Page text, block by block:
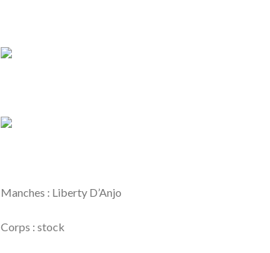
Manches : Liberty D’Anjo
Corps : stock